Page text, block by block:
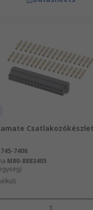
745-7406
M80-8883405